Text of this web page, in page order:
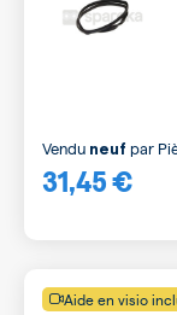
31,45 €
Vendu neuf par
Aide en visio